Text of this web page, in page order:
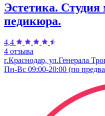
Эстетика.
педикюра.
4,4
4 отзыва
г.Краснодар, ул.Генерала
Пн-Вс 09:00-20:00 (по